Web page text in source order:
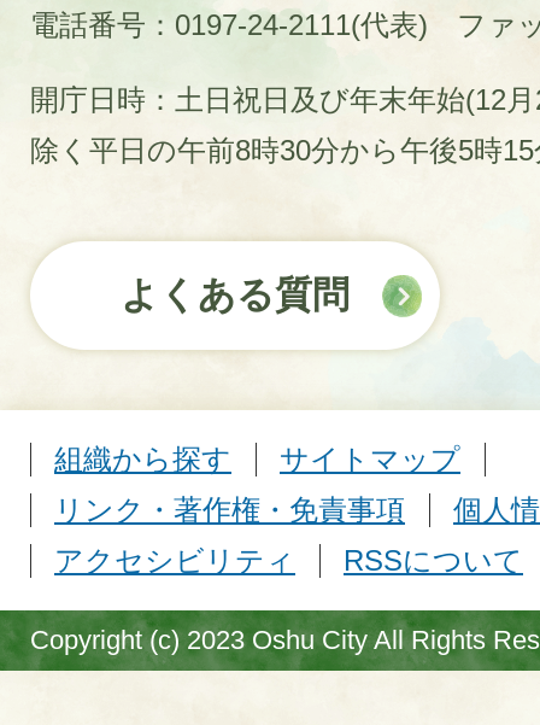
電話番号：0197-24-2111(代表)
ファ
開庁日時：土日祝日及び年末年始(12
除く平日の午前8時30分から午後5時
よくある質問
組織から探す
サイトマップ
リンク・著作権・免責事項
個人
アクセシビリティ
RSSについて
Copyright (c) 2023 Oshu City All Rights